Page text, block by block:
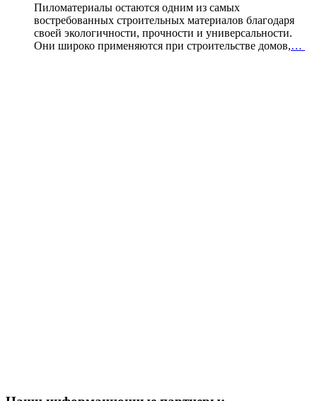
Пиломатериалы остаются одним из самых
востребованных строительных материалов благодаря
своей экологичности, прочности и универсальности.
Они широко применяются при строительстве домов,…